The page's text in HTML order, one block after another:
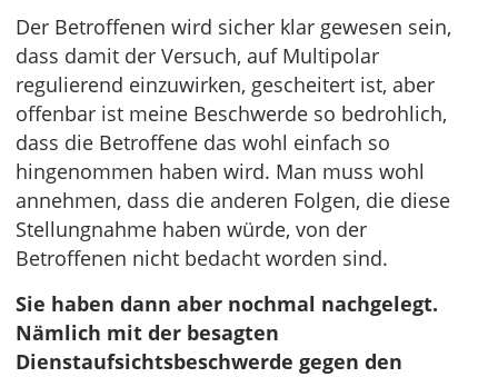
Der Betroffenen wird sicher klar gewesen sein,
dass damit der Versuch, auf Multipolar
regulierend einzuwirken, gescheitert ist, aber
offenbar ist meine Beschwerde so bedrohlich,
dass die Betroffene das wohl einfach so
hingenommen haben wird. Man muss wohl
annehmen, dass die anderen Folgen, die diese
Stellungnahme haben würde, von der
Betroffenen nicht bedacht worden sind.
Sie haben dann aber nochmal nachgelegt.
Nämlich mit der besagten
Dienstaufsichtsbeschwerde gegen den